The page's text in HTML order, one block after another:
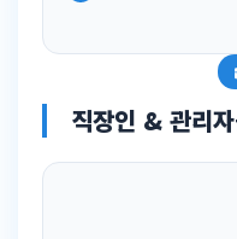
직장인 & 관리